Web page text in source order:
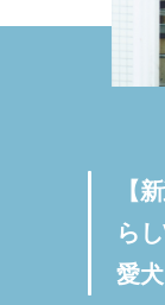
【
ら
愛